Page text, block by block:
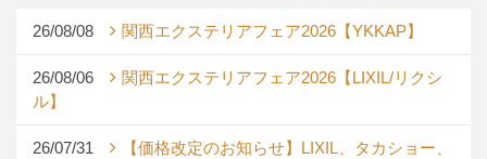
26/08/08 関西エクステリアフェア2026【YKKAP】
26/08/06
関西エクステリアフェア2026【LIXIL/リクシ
ル】
26/07/31
【価格改定のお知らせ】LIXIL、タカショー、